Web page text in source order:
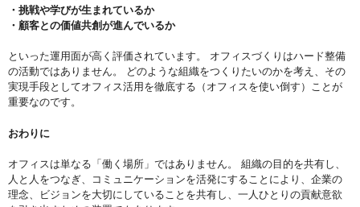
・挑戦や学びが生まれているか
・顧客との価値共創が進んでいるか
といった運用面が高く評価されています。 オフィスづくりはハード整備
の活動ではありません。 どのような組織をつくりたいのかを考え、その
実現手段としてオフィス活用を徹底する（オフィスを使い倒す）ことが
重要なのです。
おわりに
オフィスは単なる「働く場所」ではありません。 組織の目的を共有し、
人と人をつなぎ、コミュニケーションを活発にすることにより、企業の
理念、ビジョンを大切にしていることを共有し、一人ひとりの貢献意欲